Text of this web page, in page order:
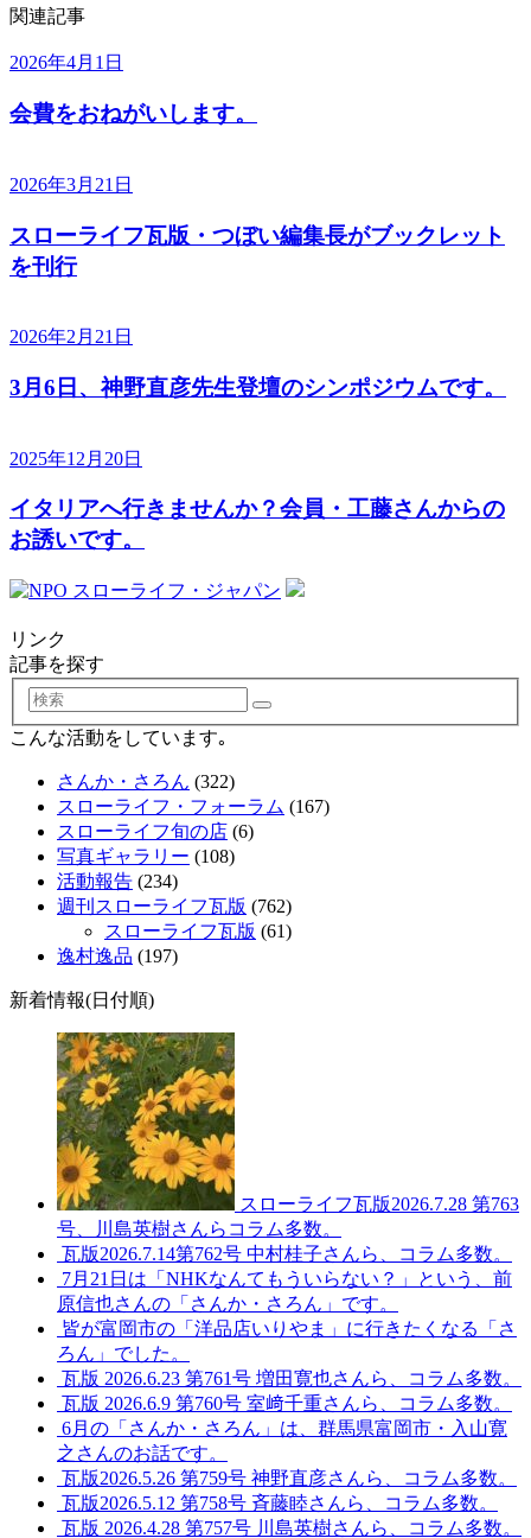
関連記事
2026年4月1日
会費をおねがいします。
2026年3月21日
スローライフ瓦版・つぼい編集長がブックレット
を刊行
2026年2月21日
3月6日、神野直彦先生登壇のシンポジウムです。
2025年12月20日
イタリアへ行きませんか？会員・工藤さんからの
お誘いです。
リンク
記事を探す
検
索
こんな活動をしています｡
さんか・さろん (322)
スローライフ・フォーラム (167)
スローライフ旬の店 (6)
写真ギャラリー (108)
活動報告 (234)
週刊スローライフ瓦版 (762)
スローライフ瓦版 (61)
逸村逸品 (197)
新着情報(日付順)
スローライフ瓦版2026.7.28 第763
号、川島英樹さんらコラム多数。
瓦版2026.7.14第762号 中村桂子さんら、コラム多数。
7月21日は「NHKなんてもういらない？」という、前
原信也さんの「さんか・さろん」です。
皆が富岡市の「洋品店いりやま」に行きたくなる「さ
ろん」でした。
瓦版 2026.6.23 第761号 増田寛也さんら、コラム多数。
瓦版 2026.6.9 第760号 室﨑千重さんら、コラム多数。
6月の「さんか・さろん」は、群馬県富岡市・入山寛
之さんのお話です。
瓦版2026.5.26 第759号 神野直彦さんら、コラム多数。
瓦版2026.5.12 第758号 斉藤睦さんら、コラム多数。
瓦版 2026.4.28 第757号 川島英樹さんら、コラム多数。